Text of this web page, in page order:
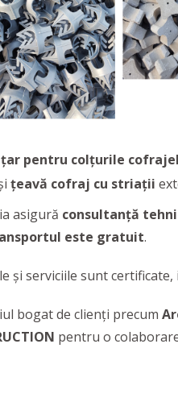
pentru colțurile
țeavă cofraj cu striații
asigură consultanță
este gratuit.
și serviciile sunt
bogat de clienți precum
pentru o